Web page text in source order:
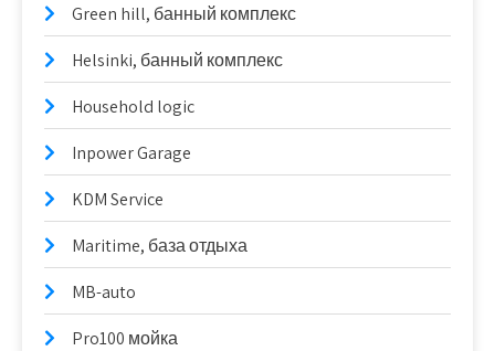
Green hill, банный комплекс
Helsinki, банный комплекс
Household logic
Inpower Garage
KDM Service
Maritime, база отдыха
MB-auto
Pro100 мойка